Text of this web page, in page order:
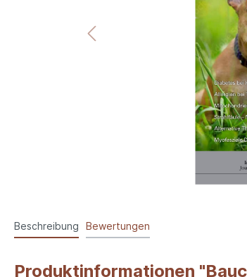
Beschreibung Bewertungen
Produktinformationen